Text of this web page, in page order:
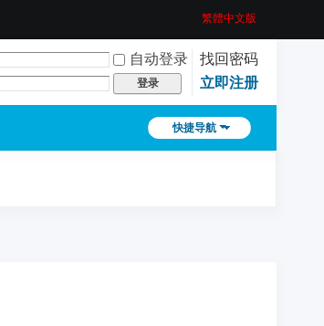
繁體中文版
自动登录
找回密码
登录 立即注册
快捷导航